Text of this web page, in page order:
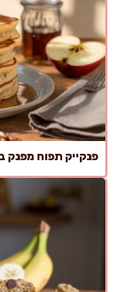
פנקייק תפוח מפנק ב-20 דקות, בלי מיקסר